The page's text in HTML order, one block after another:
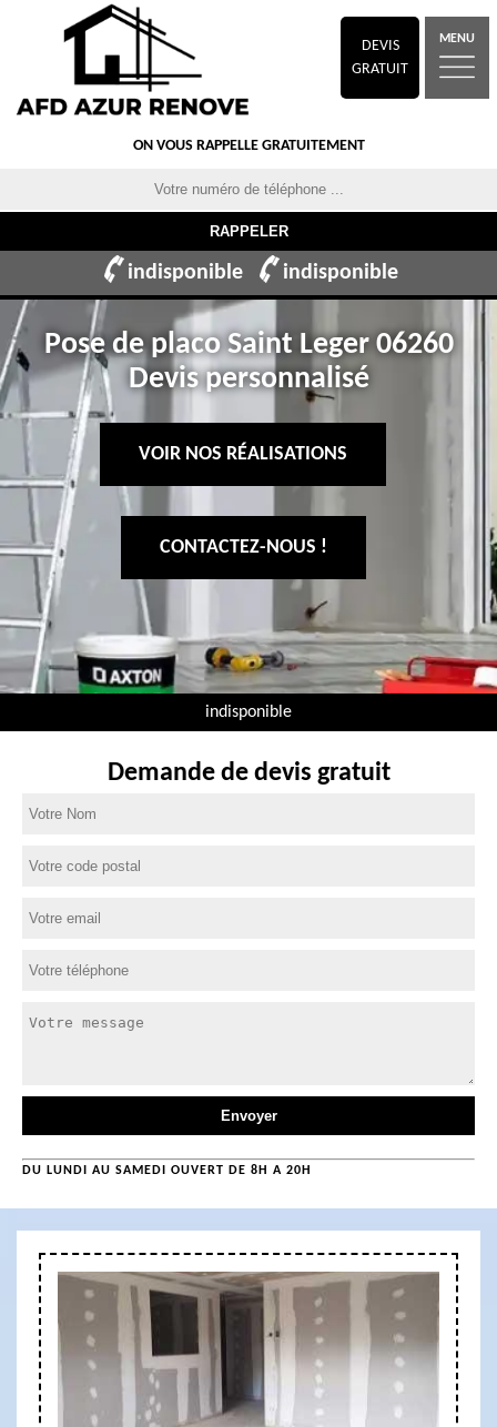
DEVIS
GRATUIT
MENU
ON VOUS RAPPELLE GRATUITEMENT
indisponible indisponible
Pose de placo Saint Leger 06260
Devis personnalisé
VOIR NOS RÉALISATIONS
CONTACTEZ-NOUS !
indisponible
Demande de devis gratuit
DU LUNDI AU SAMEDI OUVERT DE 8H A 20H